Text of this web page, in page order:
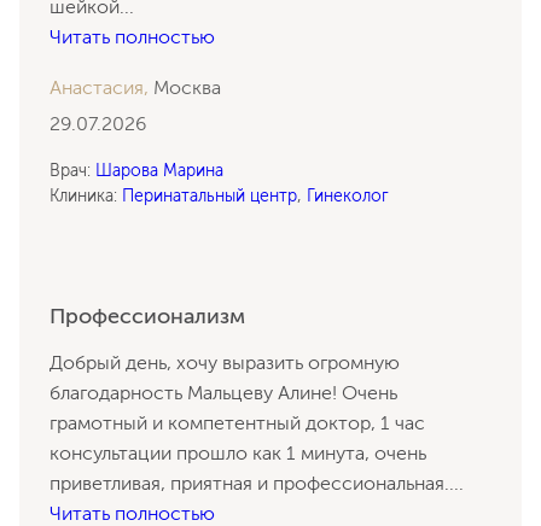
шейкой...
Читать полностью
Анастасия, Москва
29.07.2026
Врач: Шарова Марина
Клиника: Перинатальный центр, Гинеколог
Профессионализм
Добрый день, хочу выразить огромную
благодарность Мальцеву Алине! Очень
грамотный и компетентный доктор, 1 час
консультации прошло как 1 минута, очень
приветливая, приятная и профессиональная....
Читать полностью